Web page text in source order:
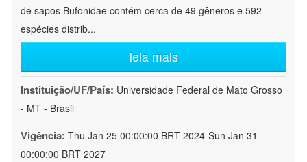
de sapos Bufonidae contém cerca de 49 gêneros e 592
espécies distrib...
leia mais
Instituição/UF/País: Universidade Federal de Mato Grosso
- MT - Brasil
Vigência: Thu Jan 25 00:00:00 BRT 2024-Sun Jan 31
00:00:00 BRT 2027